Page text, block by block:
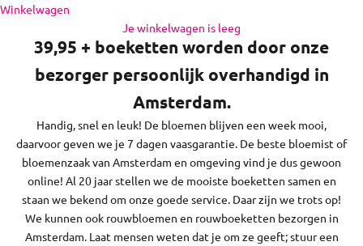
Naar inhoud
Winkelwagen
Je winkelwagen is leeg
en de regio daaromheen, op zon- en feestdagen bezorgen we
niet.
39,95 + boeketten worden door onze
bezorger persoonlijk overhandigd in
Amsterdam.
Handig, snel en leuk! De bloemen blijven een week mooi,
daarvoor geven we je 7 dagen vaasgarantie. De beste bloemist of
bloemenzaak van Amsterdam en omgeving vind je dus gewoon
online! Al 20 jaar stellen we de mooiste boeketten samen en
staan we bekend om onze goede service. Daar zijn we trots op!
We kunnen ook rouwbloemen en rouwboeketten bezorgen in
Amsterdam. Laat mensen weten dat je om ze geeft; stuur een